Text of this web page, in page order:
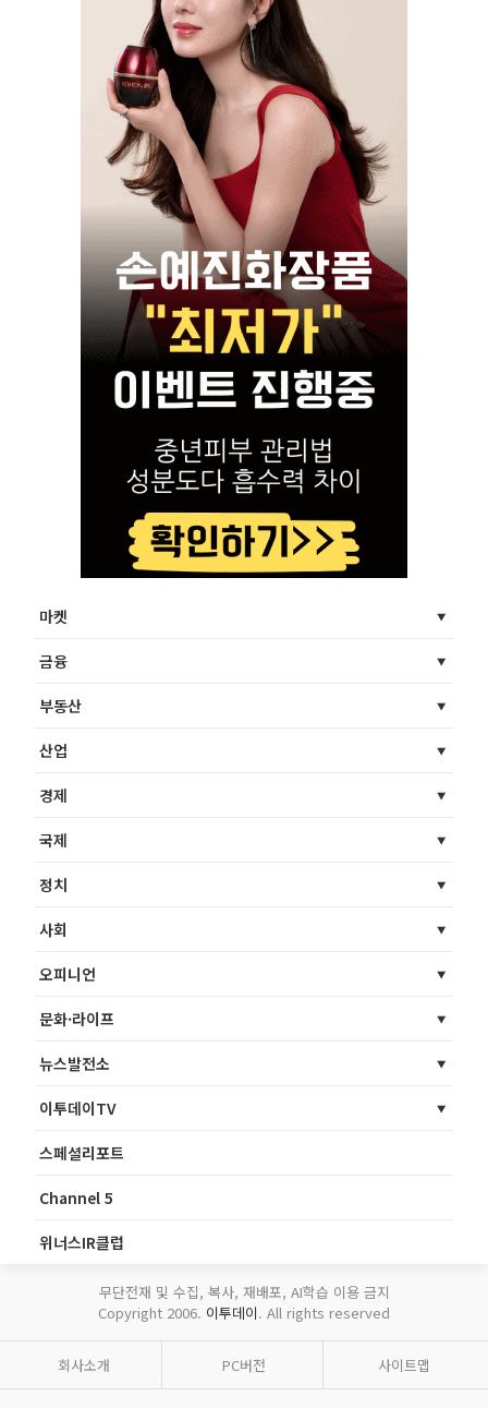
마켓
금융
부동산
산업
경제
국제
정치
사회
오피니언
문화·라이프
뉴스발전소
이투데이TV
스페셜리포트
Channel 5
위너스IR클럽
무단전재 및 수집, 복사, 재배포, AI학습 이용 금지
Copyright 2006. 이투데이. All rights reserved
회사소개 PC버전 사이트맵